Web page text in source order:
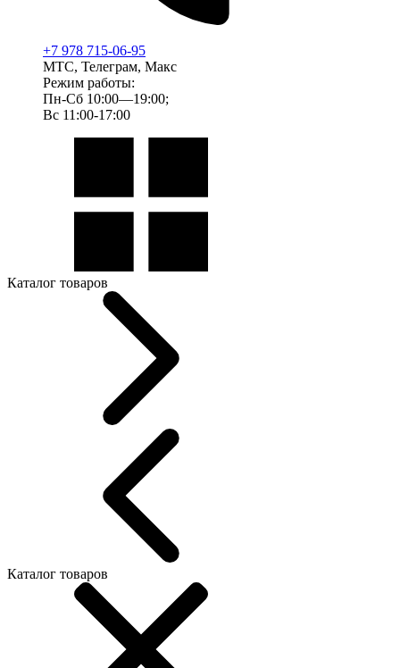
+7 978 715-06-95
МТС, Телеграм, Макс
Режим работы:
Пн-Сб 10:00—19:00;
Вс 11:00-17:00
Каталог товаров
Каталог товаров